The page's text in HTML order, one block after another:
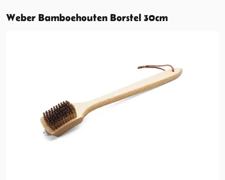
Weber Bamboehouten Borstel 30cm